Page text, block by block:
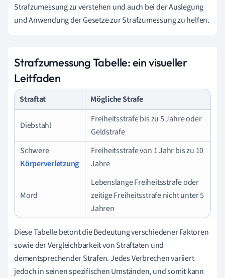
Strafzumessung zu verstehen und auch bei der Auslegung
und Anwendung der Gesetze zur Strafzumessung zu helfen.
Strafzumessung Tabelle: ein visueller
Leitfaden
Straftat Mögliche Strafe
Diebstahl
Freiheitsstrafe bis zu 5 Jahre oder
Geldstrafe
Schwere
Körperverletzung
Freiheitsstrafe von 1 Jahr bis zu 10
Jahre
Mord
Lebenslange Freiheitsstrafe oder
zeitige Freiheitsstrafe nicht unter 5
Jahren
Diese Tabelle betont die Bedeutung verschiedener Faktoren
sowie der Vergleichbarkeit von Straftaten und
dementsprechender Strafen. Jedes Verbrechen variiert
jedoch in seinen spezifischen Umständen, und somit kann